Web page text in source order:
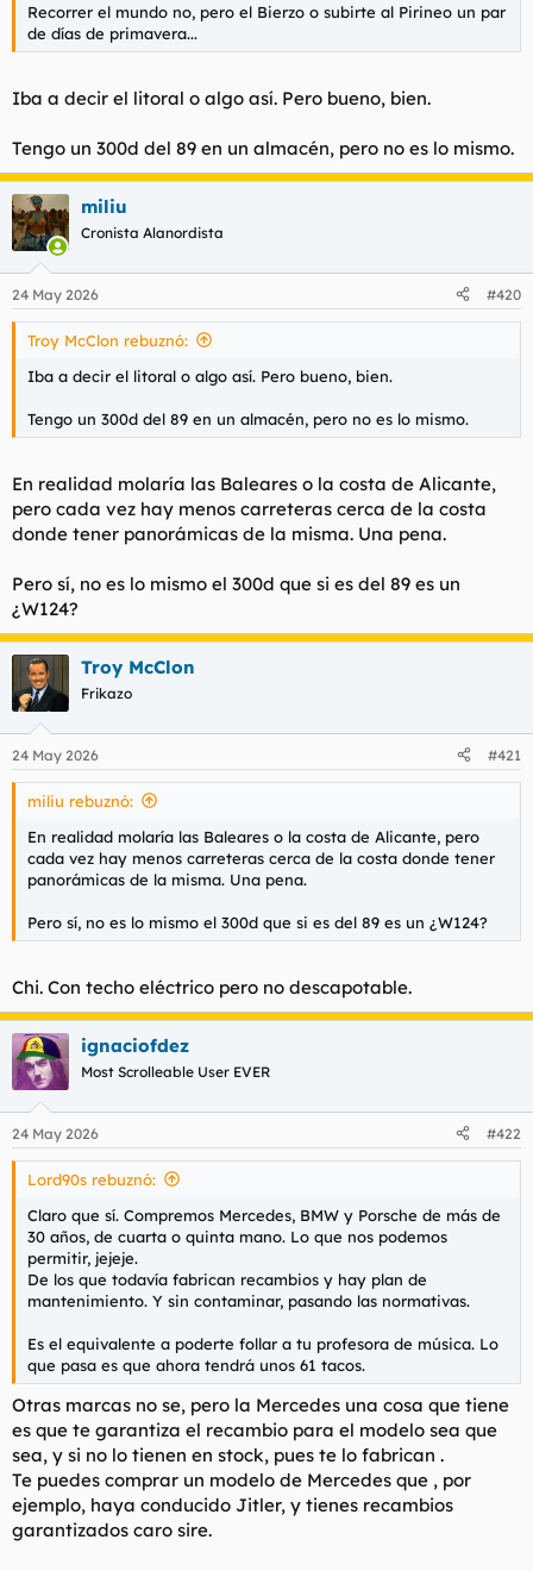
Recorrer el mundo no, pero el Bierzo o subirte al Pirineo un par
de días de primavera...
Iba a decir el litoral o algo así. Pero bueno, bien.
Tengo un 300d del 89 en un almacén, pero no es lo mismo.
miliu
Cronista Alanordista
24 May 2026 #420
Troy McClon rebuznó:
Iba a decir el litoral o algo así. Pero bueno, bien.
Tengo un 300d del 89 en un almacén, pero no es lo mismo.
En realidad molaría las Baleares o la costa de Alicante,
pero cada vez hay menos carreteras cerca de la costa
donde tener panorámicas de la misma. Una pena.
Pero sí, no es lo mismo el 300d que si es del 89 es un
¿W124?
Troy McClon
Frikazo
24 May 2026 #421
miliu rebuznó:
En realidad molaría las Baleares o la costa de Alicante, pero
cada vez hay menos carreteras cerca de la costa donde tener
panorámicas de la misma. Una pena.
Pero sí, no es lo mismo el 300d que si es del 89 es un ¿W124?
Chi. Con techo eléctrico pero no descapotable.
ignaciofdez
Most Scrolleable User EVER
24 May 2026 #422
Lord90s rebuznó:
Claro que sí. Compremos Mercedes, BMW y Porsche de más de
30 años, de cuarta o quinta mano. Lo que nos podemos
permitir, jejeje.
De los que todavía fabrican recambios y hay plan de
mantenimiento. Y sin contaminar, pasando las normativas.
Es el equivalente a poderte follar a tu profesora de música. Lo
que pasa es que ahora tendrá unos 61 tacos.
Otras marcas no se, pero la Mercedes una cosa que tiene
es que te garantiza el recambio para el modelo sea que
sea, y si no lo tienen en stock, pues te lo fabrican .
Te puedes comprar un modelo de Mercedes que , por
ejemplo, haya conducido Jitler, y tienes recambios
garantizados caro sire.